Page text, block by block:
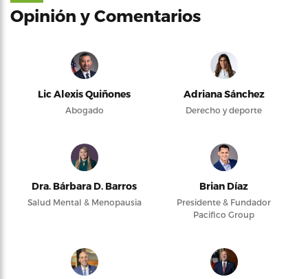
Opinión y Comentarios
Lic Alexis Quiñones
Abogado
Adriana Sánchez
Derecho y deporte
Dra. Bárbara D. Barros
Salud Mental & Menopausia
Brian Díaz
Presidente & Fundador
Pacifico Group